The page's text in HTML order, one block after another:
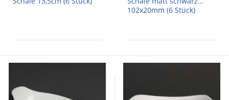
102x20mm (6 Stück)